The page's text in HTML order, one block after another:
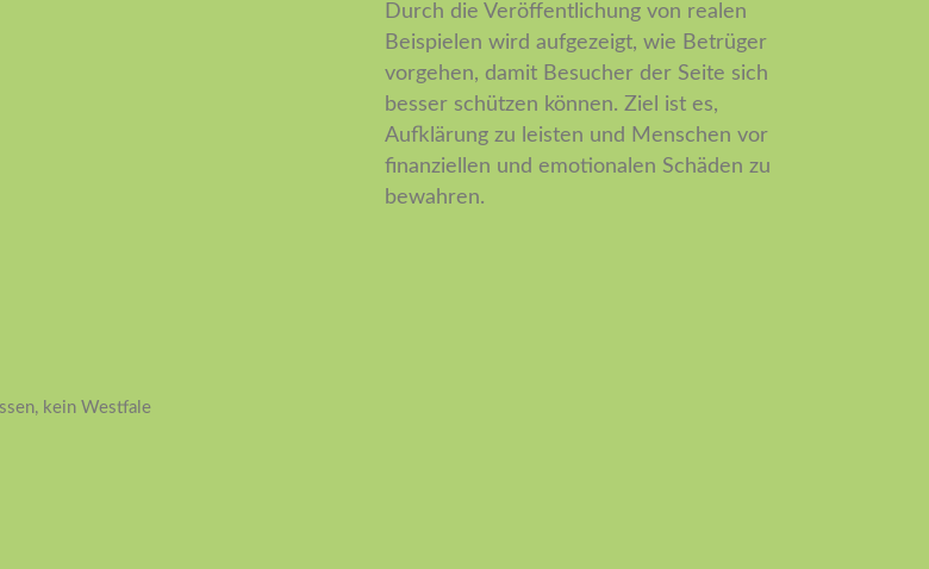
kein Westfale
Durch die Veröffentlichung von realen
Beispielen wird aufgezeigt, wie Betrüger
vorgehen, damit Besucher der Seite sich
besser schützen können. Ziel ist es,
Aufklärung zu leisten und Menschen vor
finanziellen und emotionalen Schäden zu
bewahren.